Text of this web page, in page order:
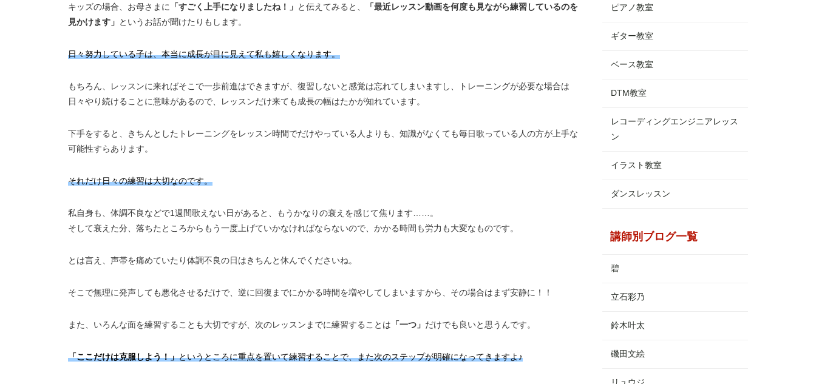
キッズの場合、お母さまに 「すごく上手になりましたね！」 と伝えてみると、
「最近レッスン動画を何度も見ながら練習しているのを
見かけます」 というお話が聞けたりもします。
日々努力している子は、本当に成長が目に見えて私も嬉しくなります。
もちろん、レッスンに来ればそこで一歩前進はできますが、復習しないと感覚は忘れてしまいますし、トレーニングが必要な場合は
日々やり続けることに意味があるので、レッスンだけ来ても成長の幅はたかが知れています。
下手をすると、きちんとしたトレーニングをレッスン時間でだけやっている人よりも、知識がなくても毎日歌っている人の方が上手な
可能性すらあります。
それだけ日々の練習は大切なのです。
私自身も、体調不良などで1週間歌えない日があると、もうかなりの衰えを感じて焦ります……。
そして衰えた分、落ちたところからもう一度上げていかなければならないので、かかる時間も労力も大変なものです。
とは言え、声帯を痛めていたり体調不良の日はきちんと休んでくださいね。
そこで無理に発声しても悪化させるだけで、逆に回復までにかかる時間を増やしてしまいますから、その場合はまず安静に！！
また、いろんな面を練習することも大切ですが、次のレッスンまでに練習することは 「一つ」 だけでも良いと思うんです。
「ここだけは克服しよう！」というところに重点を置いて練習することで、また次のステップが明確になってきますよ♪
ピアノ教室
ギター教室
ベース教室
DTM教室
レコーディングエンジニアレッス
ン
イラスト教室
ダンスレッスン
講師別ブログ一覧
碧
立石彩乃
鈴木叶太
磯田文絵